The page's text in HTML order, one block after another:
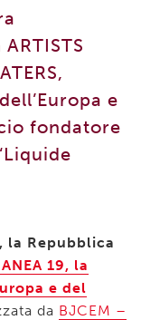
e
fondatore
la Repubblica
19, la
e del
da BJCEM –